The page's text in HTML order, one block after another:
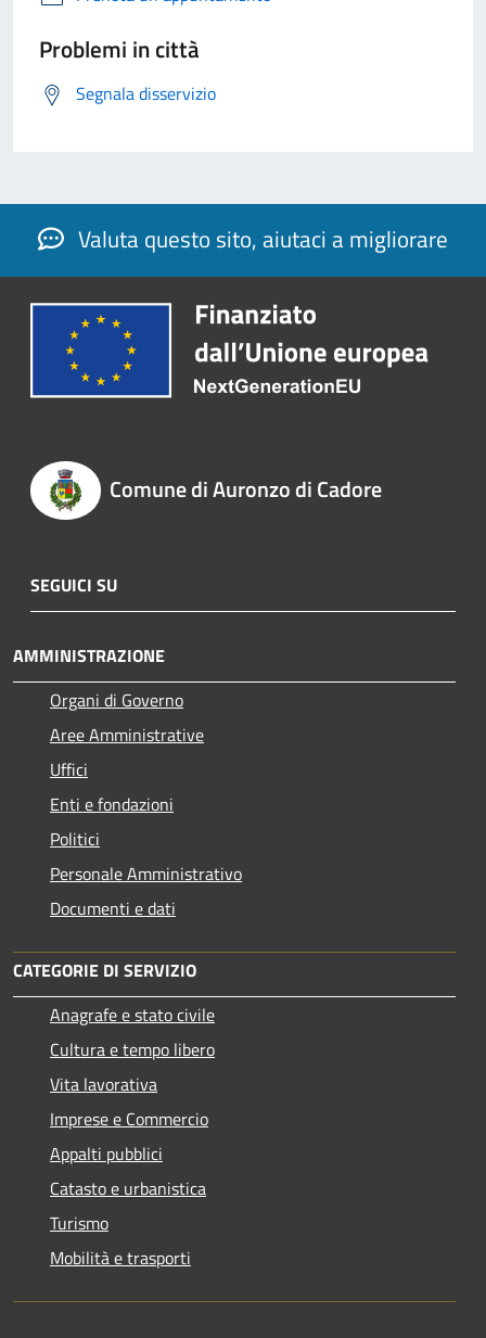
Problemi in città
Segnala disservizio
Valuta questo sito, aiutaci a migliorare
Comune di Auronzo di Cadore
SEGUICI SU
AMMINISTRAZIONE
Organi di Governo
Aree Amministrative
Uffici
Enti e fondazioni
Politici
Personale Amministrativo
Documenti e dati
CATEGORIE DI SERVIZIO
Anagrafe e stato civile
Cultura e tempo libero
Vita lavorativa
Imprese e Commercio
Appalti pubblici
Catasto e urbanistica
Turismo
Mobilità e trasporti